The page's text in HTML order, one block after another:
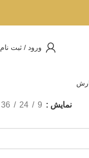
ورود / ثبت نام
نمایش 9
24
36